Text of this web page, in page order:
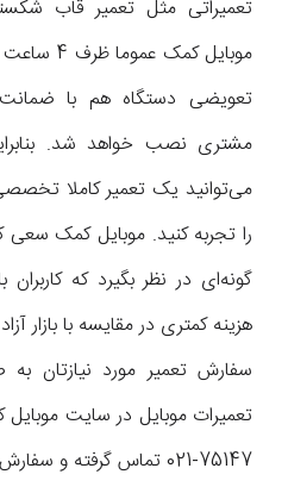
موبایل
تعویضی دستگاه هم با
مشتری نصب خواهد شد.
می‌توانید یک تعمیر کاملا
را تجربه کنید. موبایل کمک سعی
گونه‌ای در نظر بگیرد که
هزینه کمتری در مقایسه با بازار
سفارش تعمیر مورد نیازتان
تعمیرات موبایل در سایت موبایل
75147-021 تماس گرفته و سفارش خود را به ثبت برسانید.